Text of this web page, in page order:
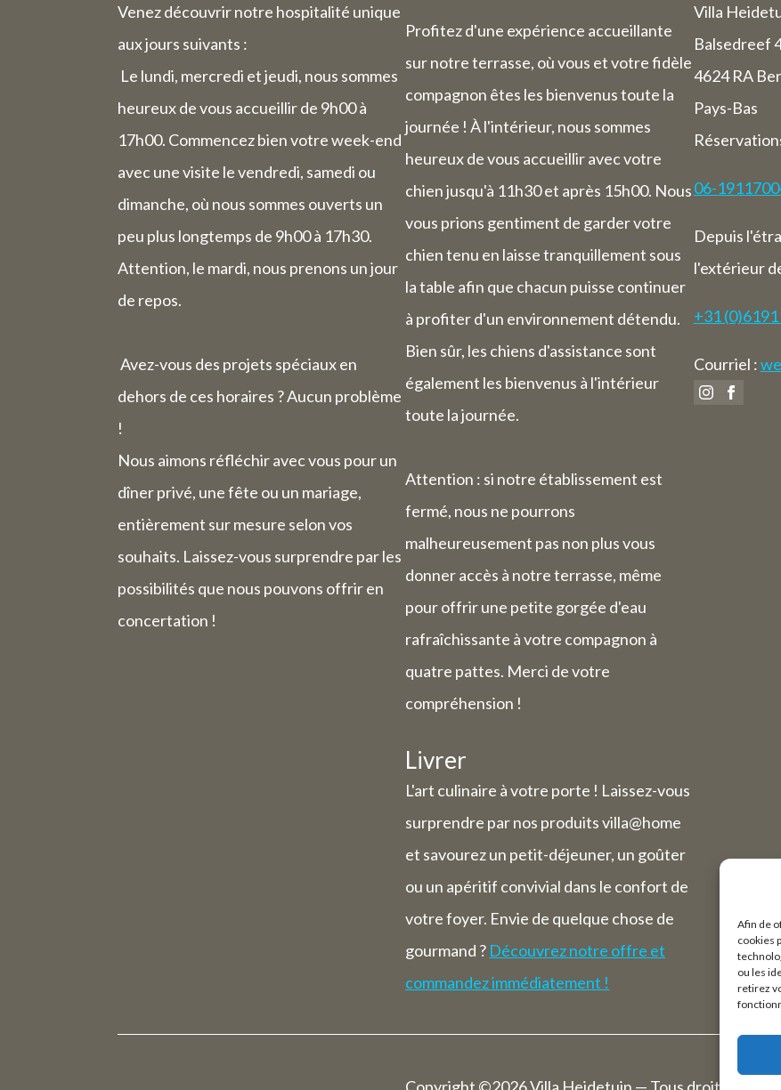
Afin de
cookies
ou les
retirez
Venez découvrir notre hospitalité unique
aux jours suivants :
Le lundi, mercredi et jeudi, nous sommes
heureux de vous accueillir de 9h00 à
17h00. Commencez bien votre week-end
avec une visite le vendredi, samedi ou
dimanche, où nous sommes ouverts un
peu plus longtemps de 9h00 à 17h30.
Attention, le mardi, nous prenons un jour
de repos.
Avez-vous des projets spéciaux en
dehors de ces horaires ? Aucun problème
!
Nous aimons réfléchir avec vous pour un
dîner privé, une fête ou un mariage,
entièrement sur mesure selon vos
souhaits. Laissez-vous surprendre par les
possibilités que nous pouvons offrir en
concertation !
Profitez d'une expérience accueillante
sur notre terrasse, où vous et votre fidèle
compagnon êtes les bienvenus toute la
journée ! À l'intérieur, nous sommes
heureux de vous accueillir avec votre
chien jusqu'à 11h30 et après 15h00. Nous
vous prions gentiment de garder votre
chien tenu en laisse tranquillement sous
la table afin que chacun puisse continuer
à profiter d'un environnement détendu.
Bien sûr, les chiens d'assistance sont
également les bienvenus à l'intérieur
toute la journée.
Attention : si notre établissement est
fermé, nous ne pourrons
malheureusement pas non plus vous
donner accès à notre terrasse, même
pour offrir une petite gorgée d'eau
rafraîchissante à votre compagnon à
quatre pattes. Merci de votre
compréhension !
Livrer
L'art culinaire à votre porte ! Laissez-vous
surprendre par nos produits villa@home
et savourez un petit-déjeuner, un goûter
ou un apéritif convivial dans le confort de
votre foyer. Envie de quelque chose de
gourmand ? Découvrez notre offre et
commandez immédiatement !
Villa
Balsedreef
4624 RA
Pays-Bas
06-
Depuis
l'extérieur
+31
Courriel :